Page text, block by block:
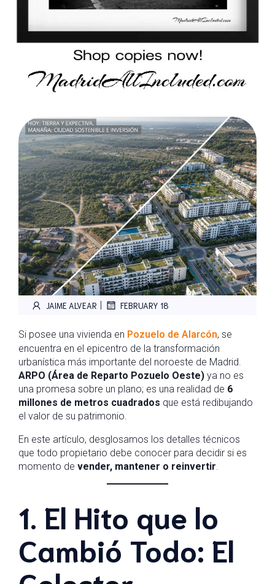
JAIME ALVEAR FEBRUARY 18
Si posee una vivienda en Pozuelo de Alarcón, se
encuentra en el epicentro de la transformación
urbanística más importante del noroeste de Madrid.
ARPO (Área de Reparto Pozuelo Oeste) ya no es
una promesa sobre un plano; es una realidad de 6
millones de metros cuadrados que está redibujando
el valor de su patrimonio.
En este artículo, desglosamos los detalles técnicos
que todo propietario debe conocer para decidir si es
momento de vender, mantener o reinvertir.
1. El Hito que lo
Cambió Todo: El